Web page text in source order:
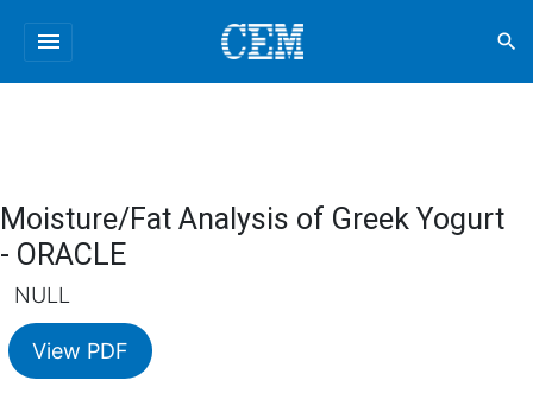
menu search
Moisture/Fat Analysis of Greek Yogurt
- ORACLE
NULL
View PDF